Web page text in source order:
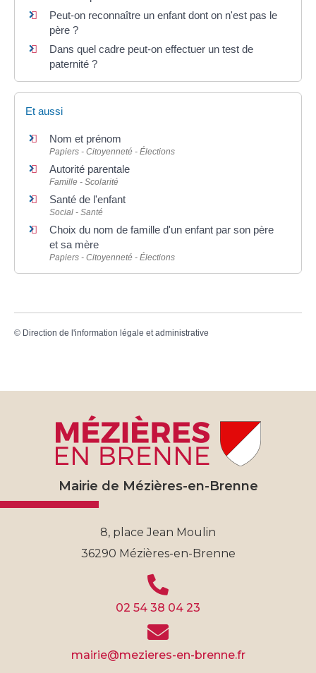
Peut-on reconnaître un enfant dont on n'est pas le
père ?
Dans quel cadre peut-on effectuer un test de
paternité ?
Et aussi
Nom et prénom
Papiers - Citoyenneté - Élections
Autorité parentale
Famille - Scolarité
Santé de l'enfant
Social - Santé
Choix du nom de famille d'un enfant par son père
et sa mère
Papiers - Citoyenneté - Élections
© Direction de l'information légale et administrative
Mairie de Mézières-en-Brenne
8, place Jean Moulin
36290 Mézières-en-Brenne
02 54 38 04 23
mairie@mezieres-en-brenne.fr